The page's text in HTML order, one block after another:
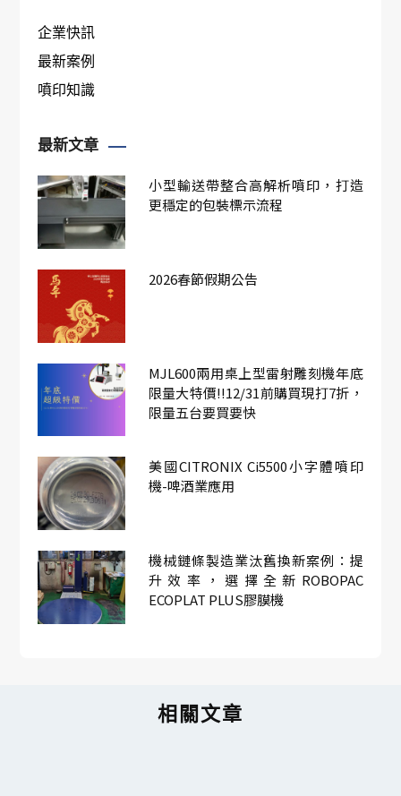
企業快訊
最新案例
噴印知識
最新文章
小型輸送帶整合高解析噴印，打造
更穩定的包裝標示流程
2026春節假期公告
MJL600兩用桌上型雷射雕刻機年底
限量大特價!!12/31前購買現打7折，
限量五台要買要快
美國CITRONIX Ci5500小字體噴印
機-啤酒業應用
機械鏈條製造業汰舊換新案例：提
升效率，選擇全新ROBOPAC
ECOPLAT PLUS膠膜機
相關文章